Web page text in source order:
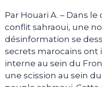
Par Houari A. – Dans
conflit sahraoui, une
désinformation se
secrets marocains ont
interne au sein du
une scission au sein